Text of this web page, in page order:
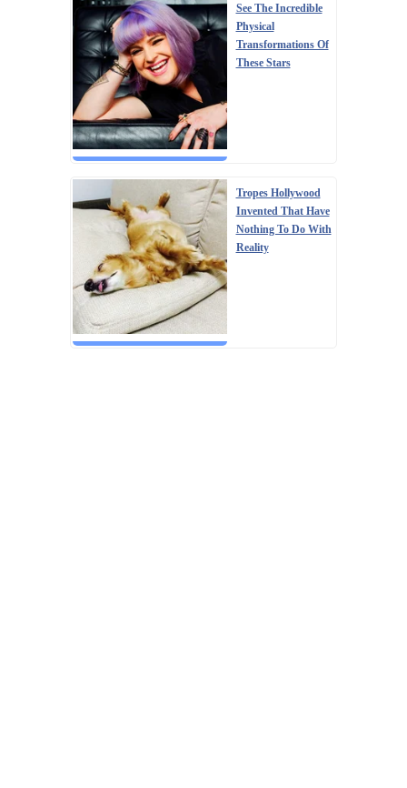
See The Incredible
Physical
Transformations Of
These Stars
Tropes Hollywood
Invented That Have
Nothing To Do With
Reality